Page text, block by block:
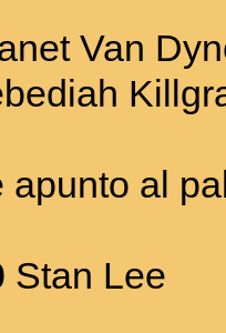
Van
apunto al
Stan Lee